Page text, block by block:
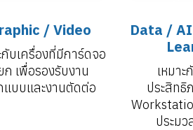
/ Video
กับเครื่องที่มีการ์ดจอ
ก เพื่อรองรับงาน
แบบและงานตัดต่อ
Data /
เหมาะ
ประสิทธิ
ประม